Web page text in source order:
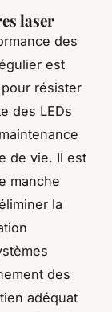
laser
des
est
résister
des LEDs
de vie. Il est
manche
la
des
adéquat